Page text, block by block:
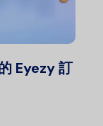
Eyezy 訂